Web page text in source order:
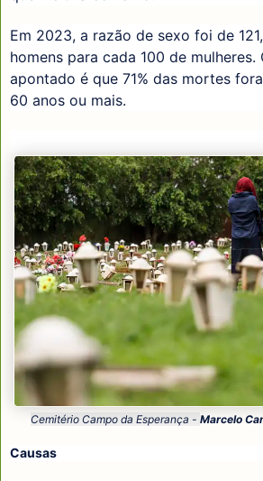
Em 2023, a razão de sexo foi de
homens para cada 100 de mulheres.
apontado é que 71% das mortes
60 anos ou mais.
Cemitério Campo da Esperança - Marcelo
Causas